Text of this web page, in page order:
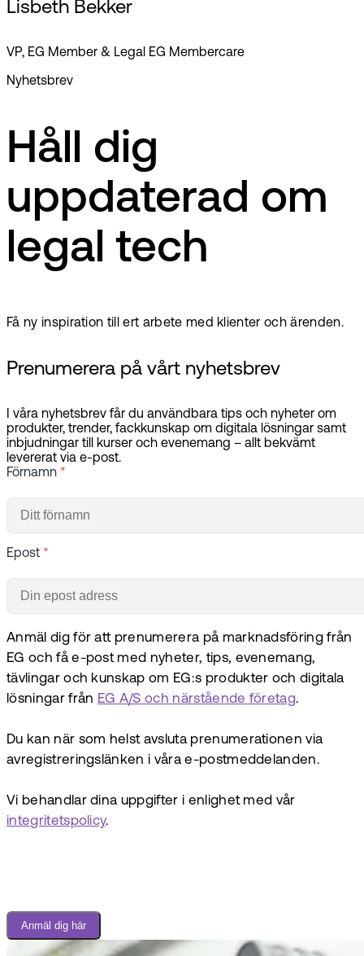
Lisbeth Bekker
VP, EG Member & Legal EG Membercare
Nyhetsbrev
Håll dig
uppdaterad om
legal tech
Få ny inspiration till ert arbete med klienter och ärenden.
Prenumerera på vårt nyhetsbrev
I våra nyhetsbrev får du användbara tips och nyheter om
produkter, trender, fackkunskap om digitala lösningar samt
inbjudningar till kurser och evenemang – allt bekvämt
levererat via e-post.
Förnamn *
Epost *
Anmäl dig för att prenumerera på marknadsföring från
EG och få e-post med nyheter, tips, evenemang,
tävlingar och kunskap om EG:s produkter och digitala
lösningar från EG A/S och närstående företag.
Du kan när som helst avsluta prenumerationen via
avregistreringslänken i våra e-postmeddelanden.
Vi behandlar dina uppgifter i enlighet med vår
integritetspolicy.
Anmäl dig här